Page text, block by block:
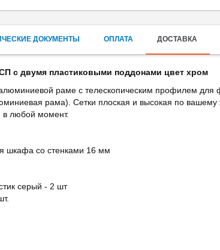
ДОКУМЕНТЫ ОПЛАТА ДОСТАВКА
с двумя пластиковыми поддонами цвет хром
раме с телескопическим профилем
рама). Сетки плоская и высокая по
в любой момент.
шкафа со стенками 16 мм
серый - 2 шт